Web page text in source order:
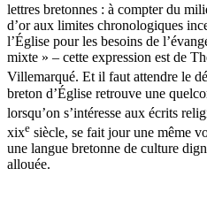
lettres bretonnes : à compter du
d’or aux limites chronologiques
l’Église pour les besoins de
mixte » – cette expression est de
Villemarqué. Et il faut attendre le
breton d’Église retrouve une
lorsqu’on s’intéresse aux écrits
xixe siècle, se fait jour une même
une langue bretonne de culture
allouée.